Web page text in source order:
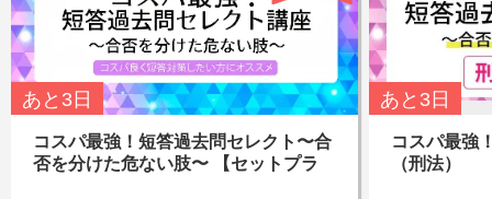
コスパ最強！短答過去問セレクト〜合
否を分けた危ない肢〜 【セットプラ
あと 3日
コスパ最強
（刑法）
あと 3日